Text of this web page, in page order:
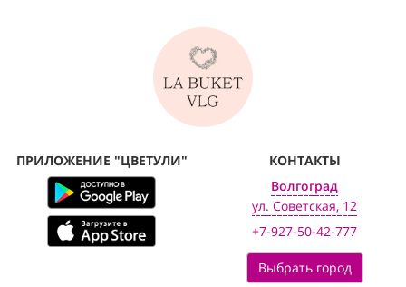
ПРИЛОЖЕНИЕ "ЦВЕТУЛИ"
КОНТАКТЫ
Волгоград
ул. Советская, 12
+7-927-50-42-777
Выбрать город